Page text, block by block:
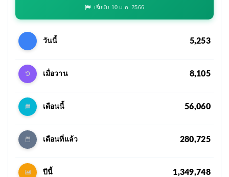
เริ่มนับ 10 ม.ค. 2566
วันนี้ 5,253
เมื่อวาน 8,105
เดือนนี้ 56,060
เดือนที่แล้ว 280,725
ปีนี้ 1,349,748